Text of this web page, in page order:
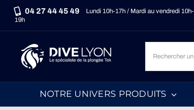
Passer
04 27 44 45 49
Lundi 10h-17h / Mardi au vendredi 10h-
19h
un
produit,
une
marque,
une
NOTRE UNIVERS PRODUITS